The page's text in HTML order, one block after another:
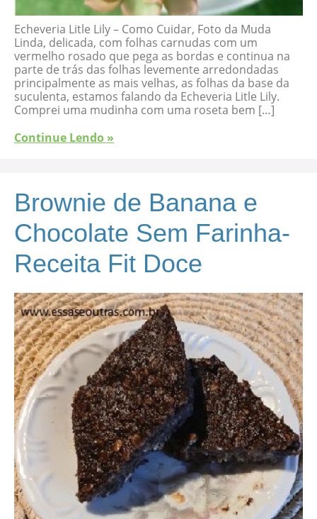
Echeveria Litle Lily – Como Cuidar, Foto da Muda
Linda, delicada, com folhas carnudas com um
vermelho rosado que pega as bordas e continua na
parte de trás das folhas levemente arredondadas
principalmente as mais velhas, as folhas da base da
suculenta, estamos falando da Echeveria Litle Lily.
Comprei uma mudinha com uma roseta bem […]
Continue Lendo »
Brownie de Banana e
Chocolate Sem Farinha-
Receita Fit Doce